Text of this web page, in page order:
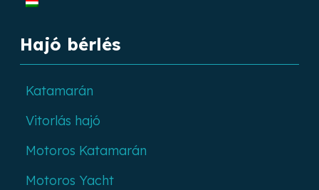
Hajó bérlés
Katamarán
Vitorlás hajó
Motoros Katamarán
Motoros Yacht